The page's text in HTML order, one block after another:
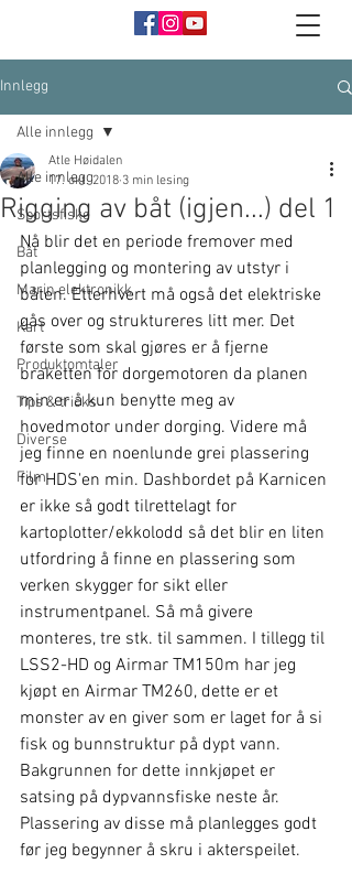
Innlegg
Alle innlegg
Sportsfiske
Båt
Marin elektronikk
Kart
Produktomtaler
Tips & tricks
Diverse
Film
Alle innlegg
Rigging av båt (igjen...) del 1
Atle Høidalen
17. okt. 2018 3 min lesing
Nå blir det en periode fremover med
planlegging og montering av utstyr i
båten. Etterhvert må også det elektriske
gås over og struktureres litt mer. Det
første som skal gjøres er å fjerne
braketten for dorgemotoren da planen
min er å kun benytte meg av
hovedmotor under dorging. Videre må
jeg finne en noenlunde grei plassering
for HDS'en min. Dashbordet på Karnicen
er ikke så godt tilrettelagt for
kartoplotter/ekkolodd så det blir en liten
utfordring å finne en plassering som
verken skygger for sikt eller
instrumentpanel. Så må givere
monteres, tre stk. til sammen. I tillegg til
LSS2-HD og Airmar TM150m har jeg
kjøpt en Airmar TM260, dette er et
monster av en giver som er laget for å si
fisk og bunnstruktur på dypt vann.
Bakgrunnen for dette innkjøpet er
satsing på dypvannsfiske neste år.
Plassering av disse må planlegges godt
før jeg begynner å skru i akterspeilet.